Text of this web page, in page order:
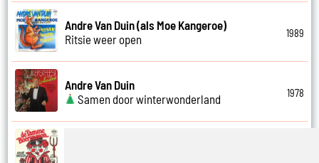
Andre Van Duin (als Moe Kangeroe)
Ritsie weer open
1989
Andre Van Duin
Samen door winterwonderland
1978